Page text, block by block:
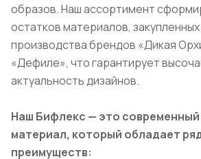
образов. Наш ассортимент
остатков материалов,
производства брендов «Дикая
«Дефиле», что гарантирует
актуальность дизайнов.
Наш Бифлекс — это
материал, который обладает
преимуществ: